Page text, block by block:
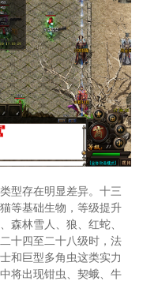
型存在明显差异。十三
等基础生物，等级提升
森林雪人、狼、红蛇、
十四至二十八级时，法
和巨型多角虫这类实力
将出现钳虫、契蛾、牛